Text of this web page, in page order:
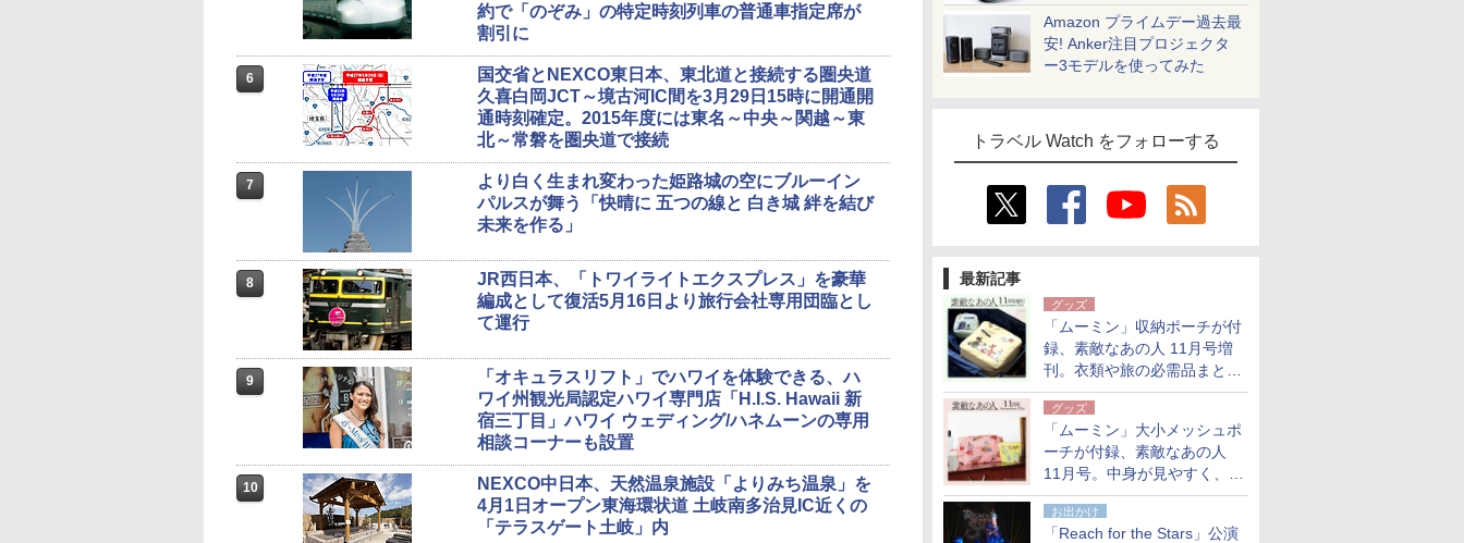
Amazon プライムデー過去最
安! Anker注目プロジェクタ
ー3モデルを使ってみた
トラベル Watch をフォローする
最新記事
グッズ
「ムーミン」収納ポーチが付
録、素敵なあの人 11月号増
刊。衣類や旅の必需品まとま
る大小2個セット
グッズ
「ムーミン」大小メッシュポ
ーチが付録、素敵なあの人
11月号。中身が見やすく、温
泉スパにも使える
お出かけ
「Reach for the Stars」公演
約で「のぞみ」の特定時刻列車の普通車指定席が
割引に
6
国交省とNEXCO東日本、東北道と接続する圏央道
久喜白岡JCT～境古河IC間を3月29日15時に開通開
通時刻確定。2015年度には東名～中央～関越～東
北～常磐を圏央道で接続
7
より白く生まれ変わった姫路城の空にブルーイン
パルスが舞う「快晴に 五つの線と 白き城 絆を結び
未来を作る」
8
JR西日本、「トワイライトエクスプレス」を豪華
編成として復活5月16日より旅行会社専用団臨とし
て運行
9
「オキュラスリフト」でハワイを体験できる、ハ
ワイ州観光局認定ハワイ専門店「H.I.S. Hawaii 新
宿三丁目」ハワイ ウェディング/ハネムーンの専用
相談コーナーも設置
10
NEXCO中日本、天然温泉施設「よりみち温泉」を
4月1日オープン東海環状道 土岐南多治見IC近くの
「テラスゲート土岐」内